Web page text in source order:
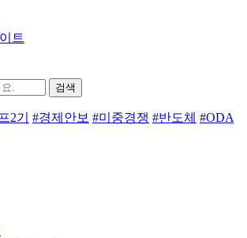
트
검색
2기 #경제안보 #미중경쟁 #반도체 #ODA